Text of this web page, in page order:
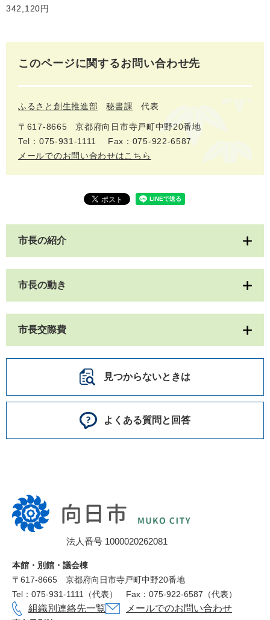
342,120円
このページに関するお問い合わせ先
ふるさと創生推進部 秘書課 代表
〒617‐8665
京都府向日市寺戸町中野20番地
Tel：075-931-1111
Fax：075-922-6587
メールでのお問い合わせはこちら
市長の紹介
市長の動き
市長交際費
見つからないときは
よくある質問と回答
向
日
市
所
法人番号 1000020262081
本館・別館・議会棟
〒617‐8665
京都府向日市寺戸町中野20番地
Tel：075-931-1111（代表）
Fax：075-922-6587（代表）
組織別連絡先一覧 メールでのお問い合わせ